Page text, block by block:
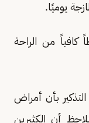
من الراحة
بأن أمراض
أن الكثيرين